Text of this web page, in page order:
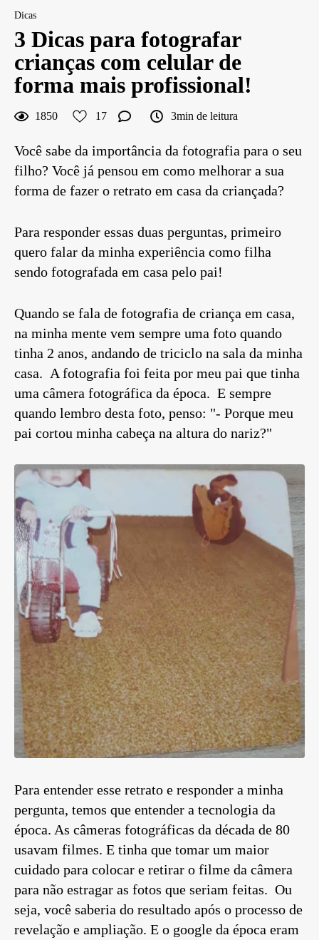
Dicas
3 Dicas para fotografar
crianças com celular de
forma mais profissional!
1850 17 3min de leitura
Você sabe da importância da fotografia para o seu
filho? Você já pensou em como melhorar a sua
forma de fazer o retrato em casa da criançada?
Para responder essas duas perguntas, primeiro
quero falar da minha experiência como filha
sendo fotografada em casa pelo pai!
Quando se fala de fotografia de criança em casa,
na minha mente vem sempre uma foto quando
tinha 2 anos, andando de triciclo na sala da minha
casa. A fotografia foi feita por meu pai que tinha
uma câmera fotográfica da época. E sempre
quando lembro desta foto, penso: "- Porque meu
pai cortou minha cabeça na altura do nariz?"
Para entender esse retrato e responder a minha
pergunta, temos que entender a tecnologia da
época. As câmeras fotográficas da década de 80
usavam filmes. E tinha que tomar um maior
cuidado para colocar e retirar o filme da câmera
para não estragar as fotos que seriam feitas. Ou
seja, você saberia do resultado após o processo de
revelação e ampliação. E o google da época eram